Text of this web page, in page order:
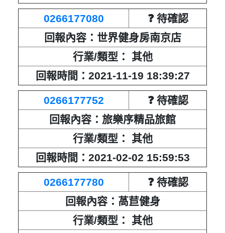
0266177080
❓ 待確認
回報內容：世界健身房南京店
行業/類型： 其他
回報時間：2021-11-19 18:39:27
0266177752
❓ 待確認
回報內容：旅樂序精品旅館
行業/類型： 其他
回報時間：2021-02-02 15:59:53
0266177780
❓ 待確認
回報內容：萵苣健身
行業/類型： 其他